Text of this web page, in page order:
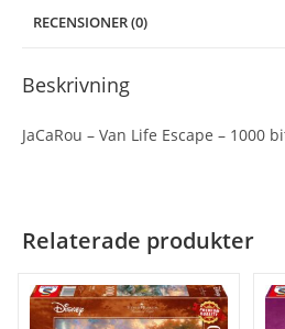
RECENSIONER (0)
Beskrivning
JaCaRou – Van Life Escape – 1000
Relaterade produkter